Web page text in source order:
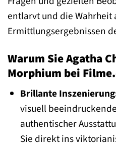
entlarvt und die Wahrheit
Ermittlungsergebnissen
Warum Sie Agatha
Morphium bei
Brillante
visuell
authentischer
Sie direkt ins